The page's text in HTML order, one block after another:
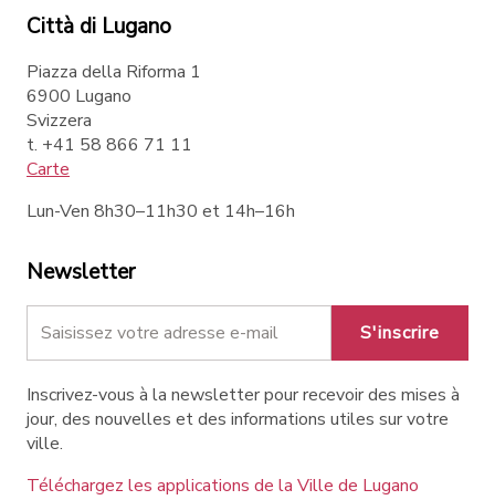
Città di Lugano
Piazza della Riforma 1
6900 Lugano
Svizzera
t. +41 58 866 71 11
Carte
Lun-Ven 8h30–11h30 et 14h–16h
Newsletter
S'inscrire
Inscrivez-vous à la newsletter pour recevoir des mises à
jour, des nouvelles et des informations utiles sur votre
ville.
Téléchargez les applications de la Ville de Lugano